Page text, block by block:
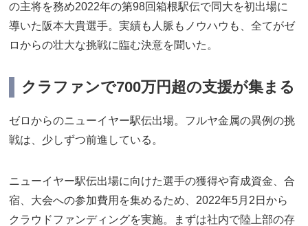
の主将を務め2022年の第98回箱根駅伝で同大を初出場に
導いた阪本大貴選手。実績も人脈もノウハウも、全てがゼ
ロからの壮大な挑戦に臨む決意を聞いた。
クラファンで700万円超の支援が集まる
ゼロからのニューイヤー駅伝出場。フルヤ金属の異例の挑
戦は、少しずつ前進している。
ニューイヤー駅伝出場に向けた選手の獲得や育成資金、合
宿、大会への参加費用を集めるため、2022年5月2日から
クラウドファンディングを実施。まずは社内で陸上部の存